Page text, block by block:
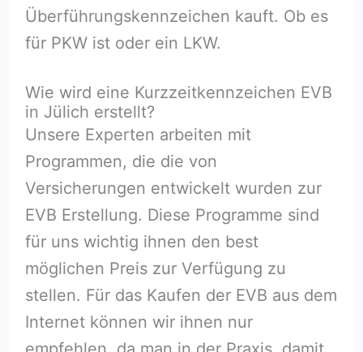
Überführungskennzeichen kauft. Ob es
für PKW ist oder ein LKW.
Wie wird eine Kurzzeitkennzeichen EVB
in Jülich erstellt?
Unsere Experten arbeiten mit
Programmen, die die von
Versicherungen entwickelt wurden zur
EVB Erstellung. Diese Programme sind
für uns wichtig ihnen den best
möglichen Preis zur Verfügung zu
stellen. Für das Kaufen der EVB aus dem
Internet können wir ihnen nur